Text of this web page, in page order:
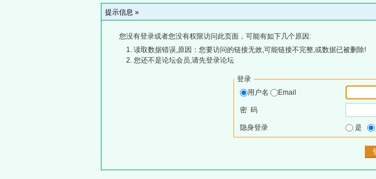
提示信息 »
您没有登录或者您没有权限访问此页面，可能有如下几个原因:
读取数据错误,原因：您要访问的链接无效,可能链接不完整,或数据已被删除!
您还不是论坛会员,请先登录论坛
登录
用户名
Email
密 码
隐身登录 是